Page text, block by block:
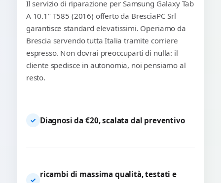
Il servizio di riparazione per Samsung Galaxy Tab
A 10.1" T585 (2016) offerto da BresciaPC Srl
garantisce standard elevatissimi. Operiamo da
Brescia servendo tutta Italia tramite corriere
espresso. Non dovrai preoccuparti di nulla: il
cliente spedisce in autonomia, noi pensiamo al
resto.
✓ Diagnosi da €20, scalata dal preventivo
✓
ricambi di massima qualità, testati e